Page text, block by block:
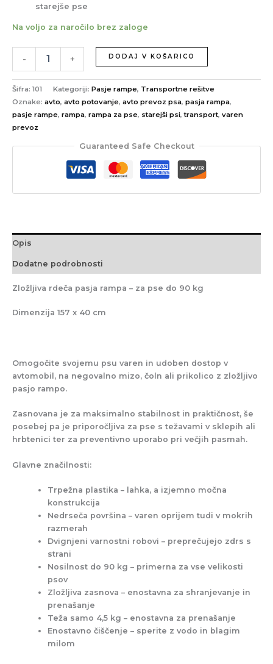
starejše pse
Na voljo za naročilo brez zaloge
- + DODAJ V KOŠARICO
Šifra: 101 Kategoriji: Pasje rampe, Transportne rešitve
Oznake: avto, avto potovanje, avto prevoz psa, pasja rampa,
pasje rampe, rampa, rampa za pse, starejši psi,transport, varen
prevoz
Guaranteed Safe Checkout
Opis
Dodatne podrobnosti
Zložljiva rdeča pasja rampa – za pse do 90 kg
Dimenzija 157 x 40 cm
Omogočite svojemu psu varen in udoben dostop v
avtomobil, na negovalno mizo, čoln ali prikolico z zložljivo
pasjo rampo.
Zasnovana je za maksimalno stabilnost in praktičnost, še
posebej pa je priporočljiva za pse s težavami v sklepih ali
hrbtenici ter za preventivno uporabo pri večjih pasmah.
Glavne značilnosti:
Trpežna plastika – lahka, a izjemno močna
konstrukcija
Nedrseča površina – varen oprijem tudi v mokrih
razmerah
Dvignjeni varnostni robovi– preprečujejo zdrs s
strani
Nosilnost do 90 kg – primerna za vse velikosti
psov
Zložljiva zasnova – enostavna za shranjevanje in
prenašanje
Teža samo 4,5 kg – enostavna za prenašanje
Enostavno čiščenje – sperite z vodo in blagim
milom